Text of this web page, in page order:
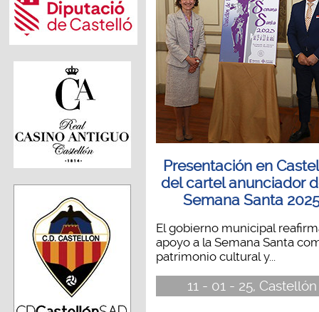
Presentación en
del cartel anunciador
Semana Santa
El gobierno municipal
apoyo a la Semana Santa
patrimonio cultural y...
11 - 01 - 25, Castellón